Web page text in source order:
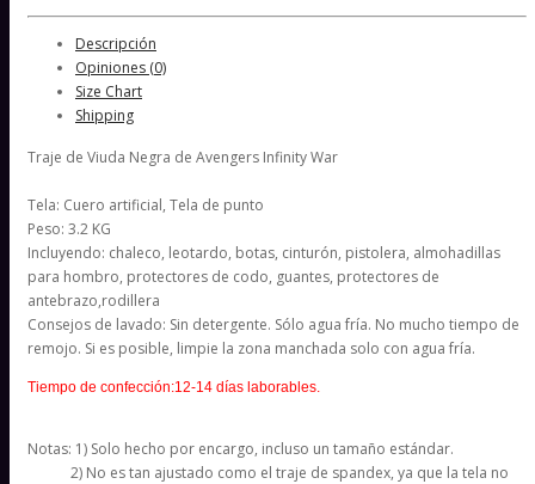
Descripción
Opiniones (0)
Size Chart
Shipping
Traje de Viuda Negra de Avengers Infinity War
Tela: Cuero artificial, Tela de punto
Peso: 3.2 KG
Incluyendo: chaleco, leotardo, botas, cinturón, pistolera, almohadillas
para hombro, protectores de codo, guantes, protectores de
antebrazo,rodillera
Consejos de lavado: Sin detergente. Sólo agua fría. No mucho tiempo de
remojo. Si es posible, limpie la zona manchada solo con agua fría.
Tiempo de confección:12-14 días laborables.
Notas: 1) Solo hecho por encargo, incluso un tamaño estándar.
2) No es tan ajustado como el traje de spandex, ya que la tela no